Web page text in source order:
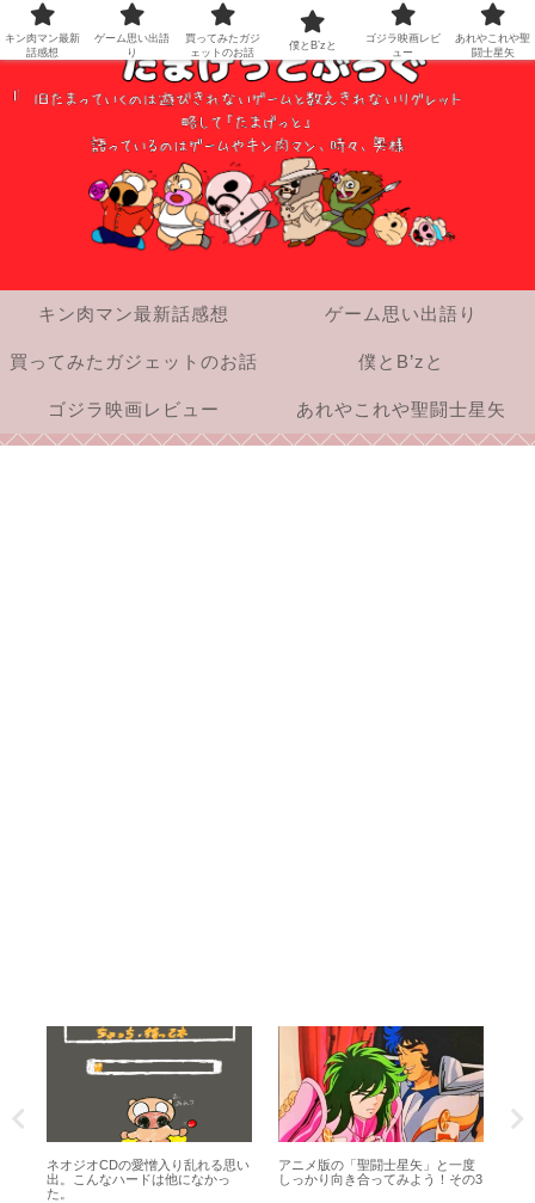
キン肉マン最新話感想 ゲーム思い出語り
買ってみたガジェットのお話 僕とB’zと
ゴジラ映画レビュー あれやこれや聖闘士星矢
キン肉マン第519話「サラマンダー
の火炎殺法‼の巻」感想・バカって
いう方がバカの理論
キン肉マン第521話「12本の腕の
行方‼の巻」感想・2部構成。アシ
キン肉マン最新
話感想
ゲーム思い出語
り
買ってみたガジ
ェットのお話
僕とB’zと
ゴジラ映画レビ
ュー
あれやこれや聖
闘士星矢